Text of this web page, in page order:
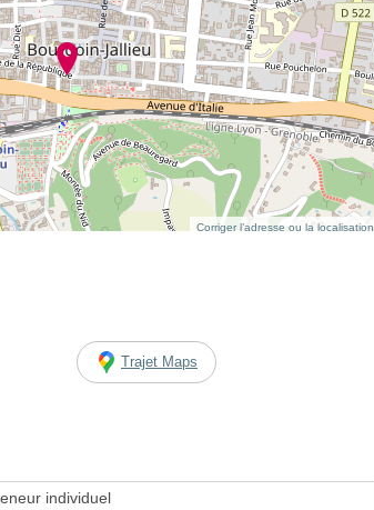
Corriger l’adresse ou la localisation
Trajet Maps
individuel